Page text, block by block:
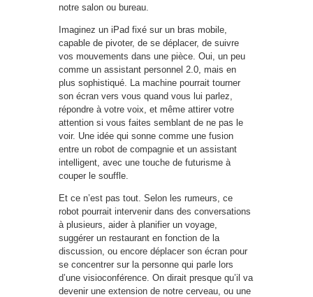
notre salon ou bureau.
Imaginez un iPad fixé sur un bras mobile,
capable de pivoter, de se déplacer, de suivre
vos mouvements dans une pièce. Oui, un peu
comme un assistant personnel 2.0, mais en
plus sophistiqué. La machine pourrait tourner
son écran vers vous quand vous lui parlez,
répondre à votre voix, et même attirer votre
attention si vous faites semblant de ne pas le
voir. Une idée qui sonne comme une fusion
entre un robot de compagnie et un assistant
intelligent, avec une touche de futurisme à
couper le souffle.
Et ce n’est pas tout. Selon les rumeurs, ce
robot pourrait intervenir dans des conversations
à plusieurs, aider à planifier un voyage,
suggérer un restaurant en fonction de la
discussion, ou encore déplacer son écran pour
se concentrer sur la personne qui parle lors
d’une visioconférence. On dirait presque qu’il va
devenir une extension de notre cerveau, ou une